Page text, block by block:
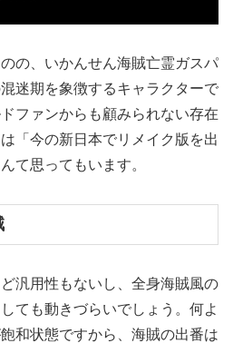
の、いかんせん海賊亡霊ガスパ
迷期を象徴するキャラクターで
ファンからも顧みられない存在
「今の新日本でリメイク版を出
て思ってもいます。
汎用性もないし、全身海賊風の
ても動きづらいでしょう。何よ
和状態ですから、海賊の出番は